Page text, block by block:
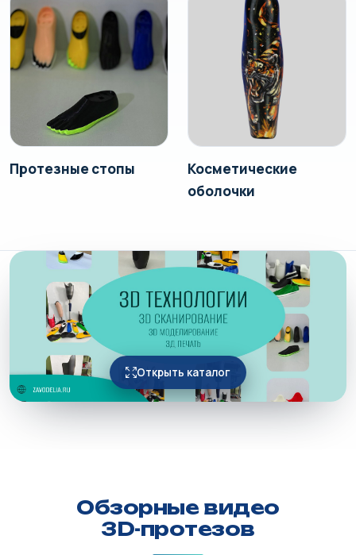
Протезные стопы
Косметические
оболочки
Открыть каталог
Обзорные видео
3D-протезов